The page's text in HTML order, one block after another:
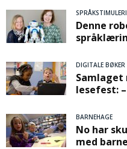
Denne
DIGITALE BØKER
Samlaget
lesefest:
BARNEHAGE
No har
med